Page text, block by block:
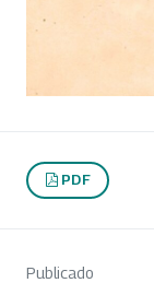
PDF
Publicado